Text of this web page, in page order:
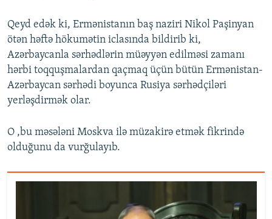
Qeyd edək ki, Ermənistanın baş naziri Nikol Paşinyan
ötən həftə hökumətin iclasında bildirib ki,
Azərbaycanla sərhədlərin müəyyən edilməsi zamanı
hərbi toqquşmalardan qaçmaq üçün bütün Ermənistan-
Azərbaycan sərhədi boyunca Rusiya sərhədçiləri
yerləşdirmək olar.
O ,bu məsələni Moskva ilə müzakirə etmək fikrində
olduğunu da vurğulayıb.